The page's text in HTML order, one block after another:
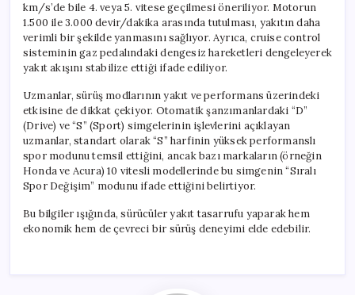
km/s’de bile 4. veya 5. vitese geçilmesi öneriliyor. Motorun
1.500 ile 3.000 devir/dakika arasında tutulması, yakıtın daha
verimli bir şekilde yanmasını sağlıyor. Ayrıca, cruise control
sisteminin gaz pedalındaki dengesiz hareketleri dengeleyerek
yakıt akışını stabilize ettiği ifade ediliyor.
Uzmanlar, sürüş modlarının yakıt ve performans üzerindeki
etkisine de dikkat çekiyor. Otomatik şanzımanlardaki “D”
(Drive) ve “S” (Sport) simgelerinin işlevlerini açıklayan
uzmanlar, standart olarak “S” harfinin yüksek performanslı
spor modunu temsil ettiğini, ancak bazı markaların (örneğin
Honda ve Acura) 10 vitesli modellerinde bu simgenin “Sıralı
Spor Değişim” modunu ifade ettiğini belirtiyor.
Bu bilgiler ışığında, sürücüler yakıt tasarrufu yaparak hem
ekonomik hem de çevreci bir sürüş deneyimi elde edebilir.